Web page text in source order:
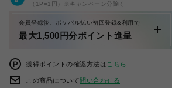
（1P=1円）※キャンペーン分除く
会員登録後、ポケパル払い初回登録&利用で
最大1,500円分ポイント進呈
獲得ポイントの確認方法は こちら
この商品について問い合わせる